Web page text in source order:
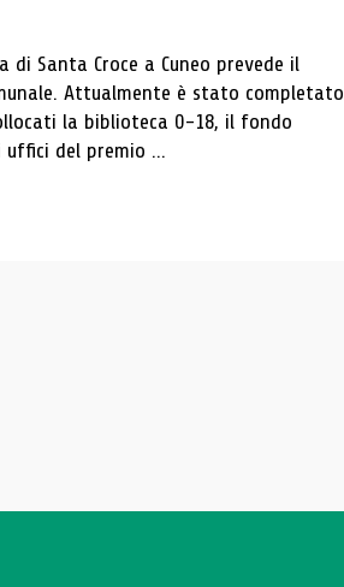
Santa Croce a Cuneo prevede il
Attualmente è stato completato
la biblioteca 0-18, il fondo
uffici del premio ...